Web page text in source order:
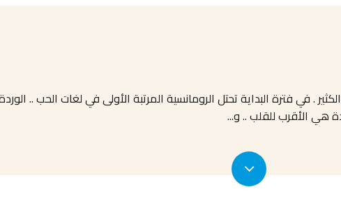
. في فترة البداية تحتل الرومانسية المرتبة الأولى في لغات الحب ..
هي الأقرب للقلب .. و...